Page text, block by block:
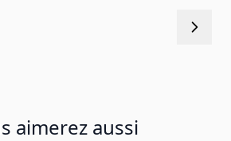
aimerez aussi